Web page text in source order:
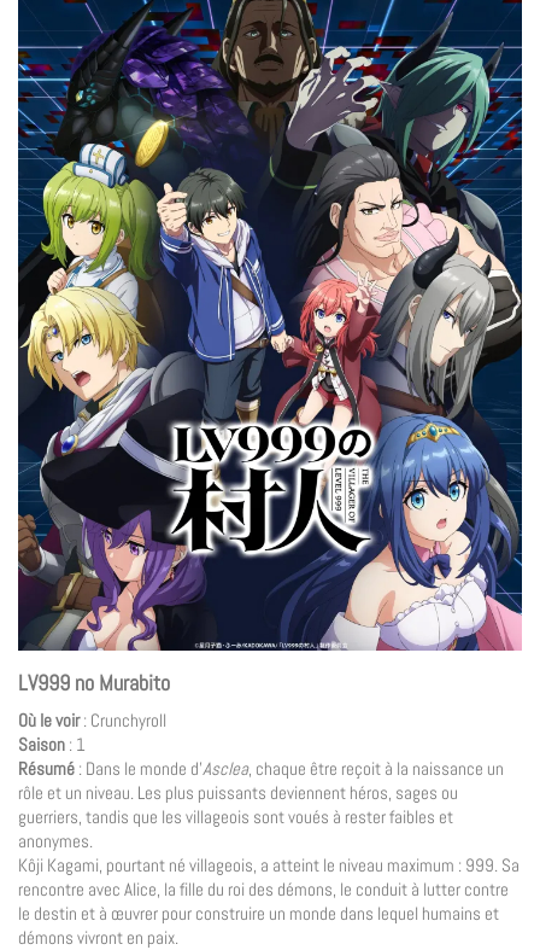
LV999 no Murabito
Où le voir: Crunchyroll
Saison : 1
Résumé : Dans le monde d’Asclea, chaque être reçoit à la naissance un
rôle et un niveau. Les plus puissants deviennent héros, sages ou
guerriers, tandis que les villageois sont voués à rester faibles et
anonymes.
Kôji Kagami, pourtant né villageois, a atteint le niveau maximum : 999. Sa
rencontre avec Alice, la fille du roi des démons, le conduit à lutter contre
le destin et à œuvrer pour construire un monde dans lequel humains et
démons vivront en paix.